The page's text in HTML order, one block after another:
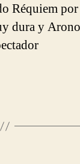
Réquiem
dura y